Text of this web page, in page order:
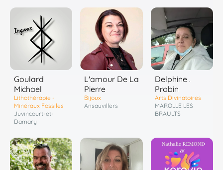
Goulard
Michael
Lithothérapie -
Minéraux Fossiles
Juvincourt-et-
Damary
L'amour De La
Pierre
Bijoux
Ansauvillers
Delphine .
Probin
Arts Divinatoires
MAROLLE LES
BRAULTS